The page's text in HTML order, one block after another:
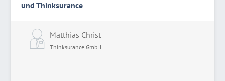
und Thinksurance
Matthias Christ
Thinksurance GmbH